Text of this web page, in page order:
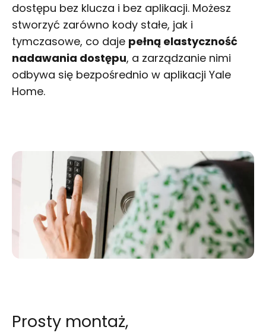
dostępu bez klucza i bez aplikacji. Możesz
stworzyć zarówno kody stałe, jak i
tymczasowe, co daje pełną elastyczność
nadawania dostępu, a zarządzanie nimi
odbywa się bezpośrednio w aplikacji Yale
Home.
Prosty montaż,